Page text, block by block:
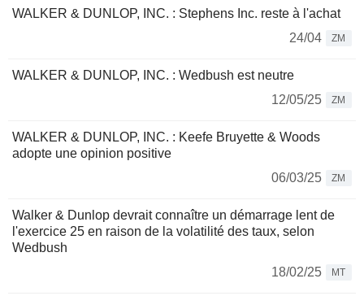
WALKER & DUNLOP, INC. : Stephens Inc. reste à l'achat
24/04
ZM
WALKER & DUNLOP, INC. : Wedbush est neutre
12/05/25
ZM
WALKER & DUNLOP, INC. : Keefe Bruyette & Woods
adopte une opinion positive
06/03/25
ZM
Walker & Dunlop devrait connaître un démarrage lent de
l'exercice 25 en raison de la volatilité des taux, selon
Wedbush
18/02/25
MT